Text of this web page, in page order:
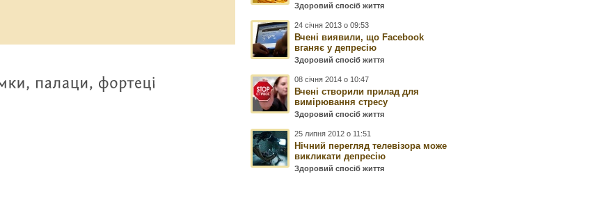
Здоровий спосіб життя
24 січня 2013 о 09:53
Вчені виявили, що Facebook
вганяє у депресію
Здоровий спосіб життя
08 січня 2014 о 10:47
Вчені створили прилад для
вимірювання стресу
Здоровий спосіб життя
25 липня 2012 о 11:51
Нічний перегляд телевізора може
викликати депресію
Здоровий спосіб життя